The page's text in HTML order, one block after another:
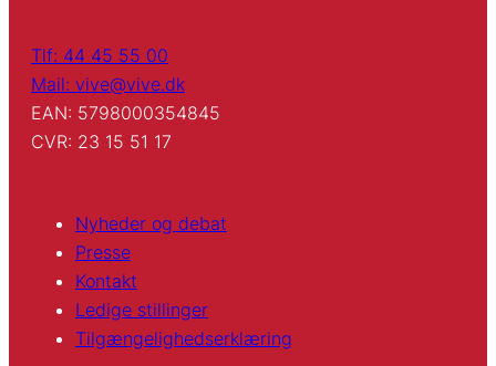
Tlf: 44 45 55 00
Mail: vive@vive.dk
EAN: 5798000354845
CVR: 23 15 51 17
Nyheder og debat
Presse
Kontakt
Ledige stillinger
Tilgængelighedserklæring